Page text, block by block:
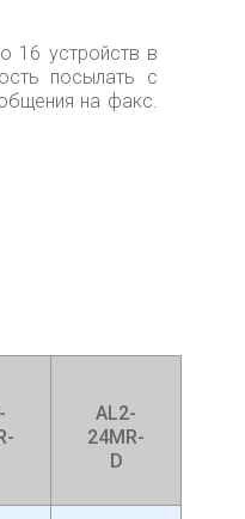
16 устройств в
посылать с
на факс.
AL2-
24MR-
D